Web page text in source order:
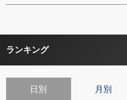
ランキング
日別 月別